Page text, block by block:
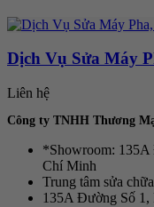
Dịch Vụ Sửa Máy
Liên hệ
Công ty TNHH Thương
*Showroom:
Chí Minh
Trung tâm sửa
135A Đường Số 1,